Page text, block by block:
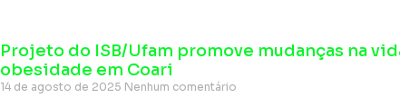
Projeto do ISB/Ufam promove mudanças na
obesidade em Coari
14 de agosto de 2025 Nenhum comentário